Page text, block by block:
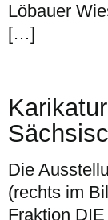
Löbauer
[…]
Die
(rechts im
Fraktion